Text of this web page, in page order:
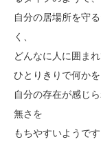
自分の居場所を守
く、
どんなに人に囲ま
ひとりきりで何か
自分の存在が感じ
無さを
もちやすいようです